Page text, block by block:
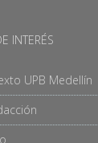
INTERÉS
UPB Medellín